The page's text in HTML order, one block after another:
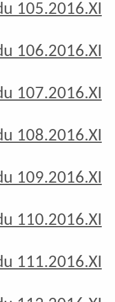
105.2016.XI
106.2016.XI
107.2016.XI
108.2016.XI
109.2016.XI
110.2016.XI
111.2016.XI